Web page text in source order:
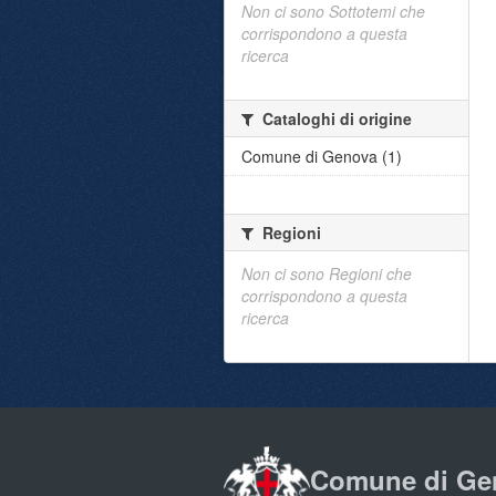
Non ci sono Sottotemi che
corrispondono a questa
ricerca
Cataloghi di origine
Comune di Genova (1)
Regioni
Non ci sono Regioni che
corrispondono a questa
ricerca
Comune di